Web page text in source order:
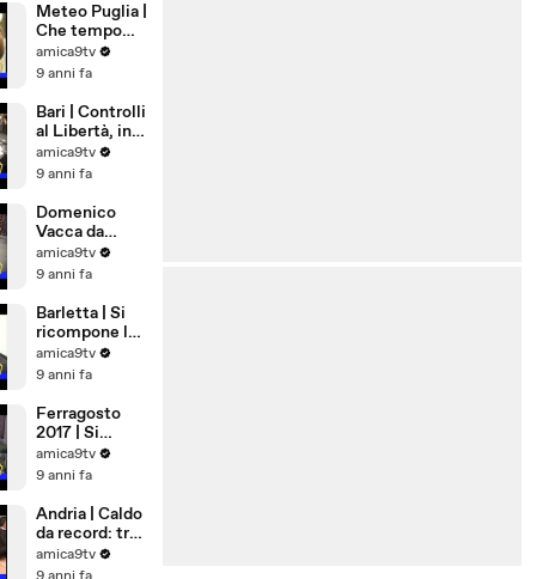
Meteo Puglia |
Che tempo
farà a
Ferragosto
amica9tv
9 anni fa
Bari | Controlli
al Libertà, in
via Nicolai una
pistola
amica9tv
9 anni fa
Domenico
Vacca da
Andria a New
York,
Puglia
amica9tv
9 anni fa
Barletta | Si
ricompone la
Democrazia
Cristiana
amica9tv
9 anni fa
Ferragosto
2017 | Si
rimane a casa
amica9tv
9 anni fa
Andria | Caldo
da record: tra
cibi freschi e
matrimoni
amica9tv